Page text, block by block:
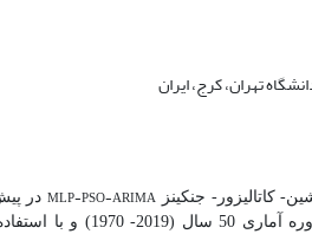
تهران، کرج، ایران
کاتالیزور- جنکینز MLP-PSO-ARIMA در